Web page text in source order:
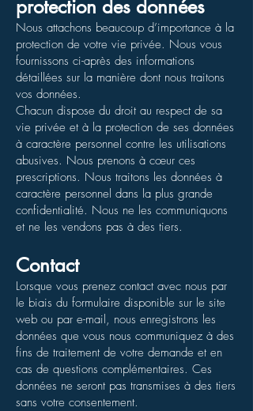
protection des données
Nous attachons beaucoup d’importance à la
protection de votre vie privée. Nous vous
fournissons ci-après des informations
détaillées sur la manière dont nous traitons
vos données.
Chacun dispose du droit au respect de sa
vie privée et à la protection de ses données
à caractère personnel contre les utilisations
abusives. Nous prenons à cœur ces
prescriptions. Nous traitons les données à
caractère personnel dans la plus grande
confidentialité. Nous ne les communiquons
et ne les vendons pas à des tiers.
Contact
Lorsque vous prenez contact avec nous par
le biais du formulaire disponible sur le site
web ou par e-mail, nous enregistrons les
données que vous nous communiquez à des
fins de traitement de votre demande et en
cas de questions complémentaires. Ces
données ne seront pas transmises à des tiers
sans votre consentement.